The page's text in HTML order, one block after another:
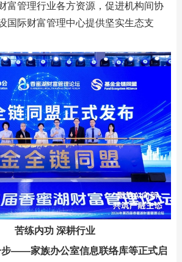
富管理行业各方资源，促进机构间协
国际财富管理中心提供坚实生态支
苦练内功 深耕行业
步——家族办公室信息联络库等正式启